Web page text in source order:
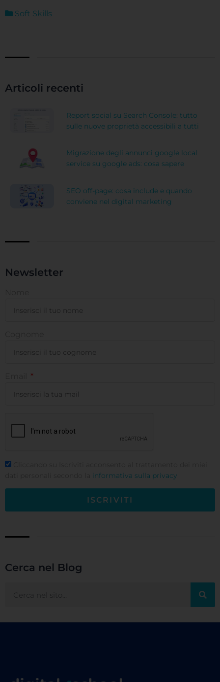
Soft Skills
Articoli recenti
Report social su Search Console: tutto
sulle nuove proprietà accessibili a tutti
Migrazione degli annunci google local
service su google ads: cosa sapere
SEO off-page: cosa include e quando
conviene nel digital marketing
Newsletter
informativa sulla privacy
ISCRIVITI
Cerca nel Blog